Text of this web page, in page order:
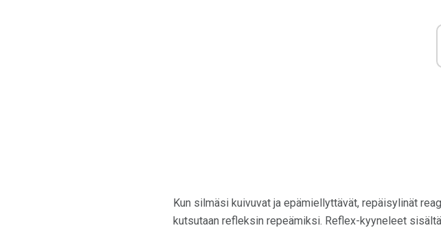
Kun silmäsi kuivuvat ja epämiellyttävät, repäisylinät
kutsutaan refleksin repeämiksi. Reflex-kyyneleet